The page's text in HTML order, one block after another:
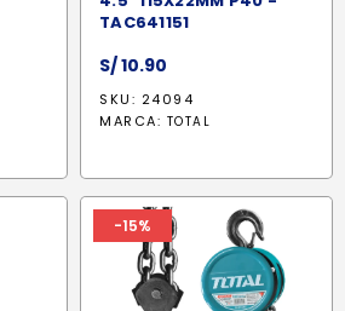
TAC641151
S/10.90
SKU: 24094
MARCA: TOTAL
-15%